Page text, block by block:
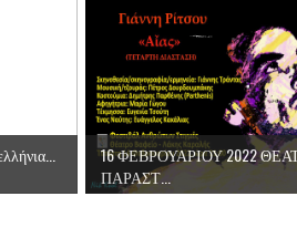
«ΛΕΙΤΟΥΡΓΙΑ ΒΙΟΚΑ
και κινδυνεύουμε να
που έλαβαν χώρα την 8η
16 ΦΕΒΡΟΥΑΡΙΟΥ 2022
ΠΑΡΑΣΤ...